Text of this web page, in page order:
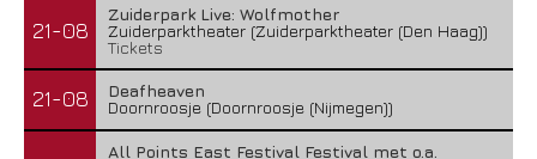
21-08
Zuiderpark Live: Wolfmother
Zuiderparktheater (Zuiderparktheater (Den Haag))
Tickets
21-08
Deafheaven
Doornroosje (Doornroosje (Nijmegen))
All Points East Festival Festival met o.a.